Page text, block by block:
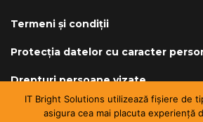
Termeni și condiții
Protecția datelor cu caracter
Drepturi persoane vizate
IT Bright Solutions utilizează fișiere de
asigura cea mai placuta experiență